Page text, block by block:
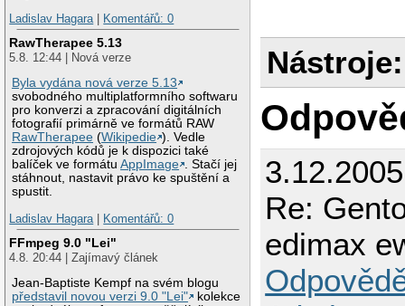
Ladislav Hagara| Komentářů: 0
RawTherapee 5.13
5.8. 12:44 | Nová verze
Byla vydána nová verze 5.13
svobodného multiplatformního softwaru
pro konverzi a zpracování digitálních
fotografií primárně ve formátů RAW
RawTherapee (Wikipedie ). Vedle
zdrojových kódů je k dispozici také
balíček ve formátuAppImage . Stačí jej
stáhnout, nastavit právo ke spuštění a
spustit.
Ladislav Hagara| Komentářů: 0
FFmpeg 9.0 "Lei"
4.8. 20:44 | Zajímavý článek
Jean-Baptiste Kempf na svém blogu
představil novou verzi 9.0 "Lei"
kolekce
Nástroje:
Re:
edimax